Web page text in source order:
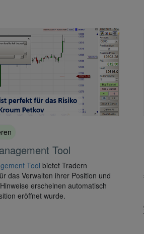
Tool
Tool bietet Tradern
das Verwalten ihrer Position und
erscheinen automatisch
eröffnet wurde.